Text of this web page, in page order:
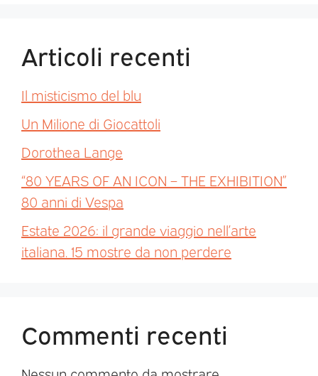
Articoli recenti
Il misticismo del blu
Un Milione di Giocattoli
Dorothea Lange
“80 YEARS OF AN ICON – THE EXHIBITION”
80 anni di Vespa
Estate 2026: il grande viaggio nell’arte
italiana. 15 mostre da non perdere
Commenti recenti